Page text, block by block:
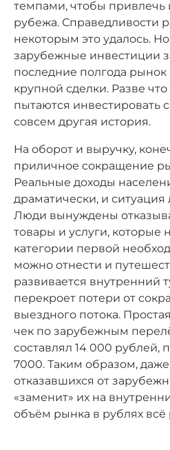
темпами, чтобы привлечь
рубежа. Справедливости
некоторым это удалось.
зарубежные инвестиции
последние полгода
крупной сделки. Разве
пытаются инвестировать
совсем другая история.
На оборот и выручку,
приличное сокращение
Реальные доходы
драматически, и
Люди вынуждены
товары и услуги, которые
категории первой
можно отнести и
развивается внутренний
перекроет потери от
выездного потока.
чек по зарубежным
составлял 14 000
7000. Таким образом, даже
отказавшихся от
«заменит» их на
объём рынка в рублях всё